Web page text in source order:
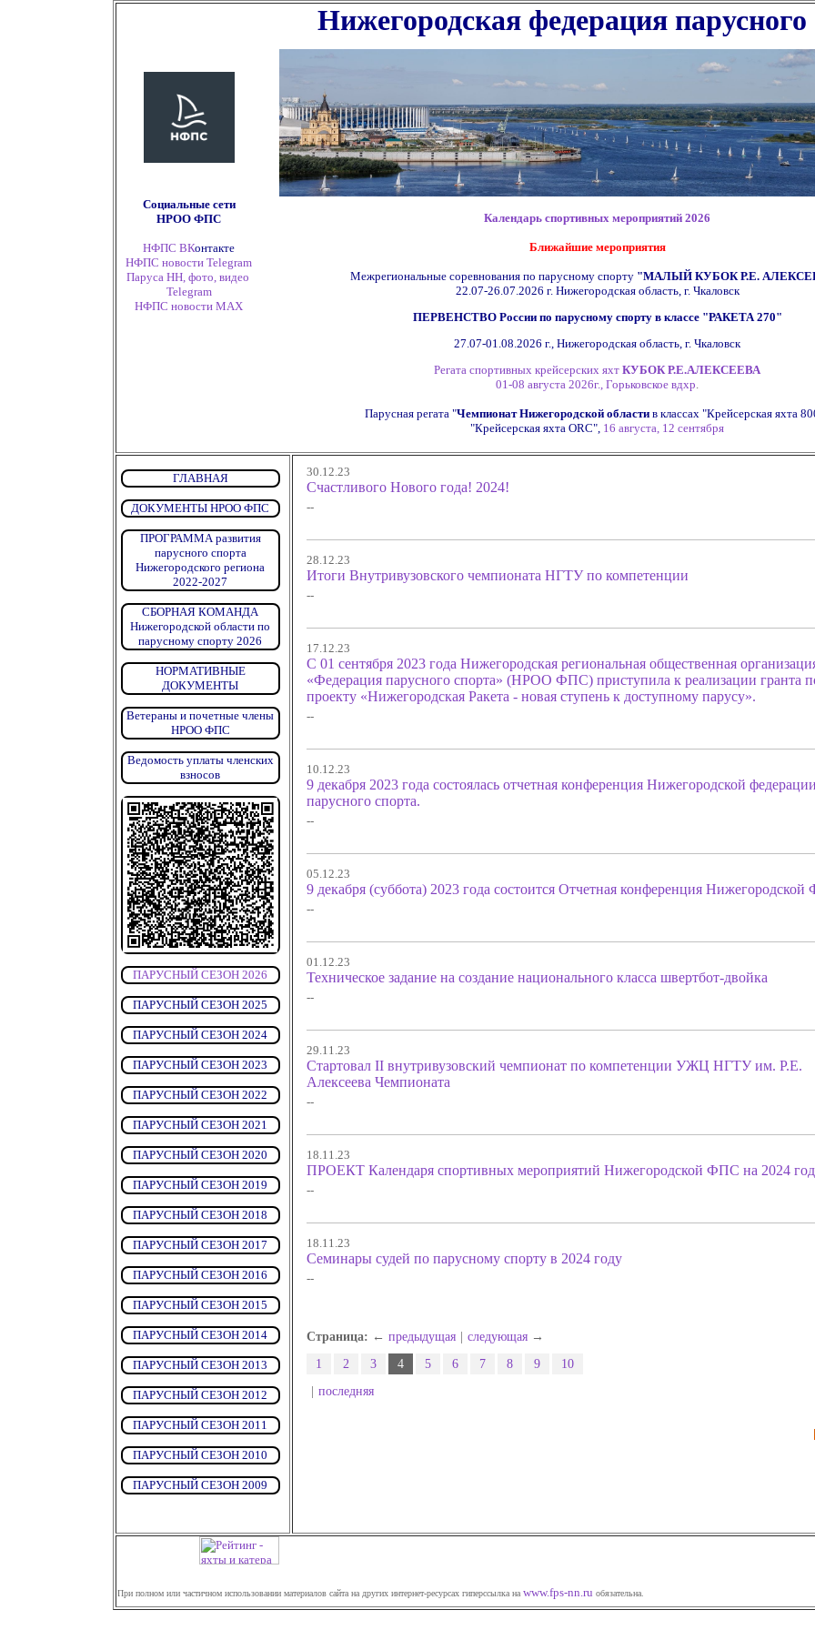
Нижегородская федерация парусного
Социальные сети
НРОО ФПС
НФПС ВКонтакте
НФПС новости Telegram
Паруса НН, фото, видео
Telegram
НФПС новости MAX
Календарь спортивных мероприятий 2026
Ближайшие мероприятия
Межрегиональные соревнования по парусному спорту "МАЛЫЙ КУБОК Р.Е.
22.07-26.07.2026 г.Нижегородская область, г. Чкаловск
ПЕРВЕНСТВО России по парусному спорту в классе"РАКЕТА 270"
27.07-01.08.2026 г., Нижегородская область, г. Чкаловск
Регата спортивных крейсерских яхт КУБОК Р.Е.АЛЕКСЕЕВА
01-08 августа 2026г., Горьковское вдхр.
Парусная регата "Чемпионат Нижегородской области в классах "Крейсерская яхта
"Крейсерская яхта ORC", 16 августа, 12 сентября
ГЛАВНАЯ
ДОКУМЕНТЫ НРОО ФПС
ПРОГРАММА развития
парусного спорта
Нижегородского региона
2022-2027
СБОРНАЯ КОМАНДА
Нижегородской области по
парусному спорту 2026
НОРМАТИВНЫЕ
ДОКУМЕНТЫ
Ветераны и почетные члены
НРОО ФПС
Ведомость уплаты членских
взносов
ПАРУСНЫЙ СЕЗОН 2026
ПАРУСНЫЙ СЕЗОН 2025
ПАРУСНЫЙ СЕЗОН 2024
ПАРУСНЫЙ СЕЗОН 2023
ПАРУСНЫЙ СЕЗОН 2022
ПАРУСНЫЙ СЕЗОН 2021
ПАРУСНЫЙ СЕЗОН 2020
ПАРУСНЫЙ СЕЗОН 2019
ПАРУСНЫЙ СЕЗОН 2018
ПАРУСНЫЙ СЕЗОН 2017
ПАРУСНЫЙ СЕЗОН 2016
ПАРУСНЫЙ СЕЗОН 2015
ПАРУСНЫЙ СЕЗОН 2014
ПАРУСНЫЙ СЕЗОН 2013
ПАРУСНЫЙ СЕЗОН 2012
ПАРУСНЫЙ СЕЗОН 2011
ПАРУСНЫЙ СЕЗОН 2010
ПАРУСНЫЙ СЕЗОН 2009
30.12.23
Счастливого Нового года! 2024!
--
28.12.23
Итоги Внутривузовского чемпионата НГТУ по компетенции
--
17.12.23
С 01 сентября 2023 года Нижегородская региональная общественная
«Федерация парусного спорта» (НРОО ФПС) приступила к реализации гранта
проекту «Нижегородская Ракета - новая ступень к доступному парусу».
--
10.12.23
9 декабря 2023 года состоялась отчетная конференция Нижегородской
парусного спорта.
--
05.12.23
9 декабря (суббота) 2023 года состоится Отчетная конференция
--
01.12.23
Техническое задание на создание национального класса швертбот-двойка
--
29.11.23
Стартовал II внутривузовский чемпионат по компетенции УЖЦ НГТУ им. Р.Е.
Алексеева Чемпионата
--
18.11.23
ПРОЕКТ Календаря спортивных мероприятий Нижегородской ФПС на 2024 год
--
18.11.23
Семинары судей по парусному спорту в 2024 году
--
Страница: ← предыдущая следующая→
1
2 3 4 5 6 7 8 9
10
последняя
При полном или частичном использовании материалов сайта на других интернет-ресурсах гиперссылка на www.fps-nn.ru обязательна.